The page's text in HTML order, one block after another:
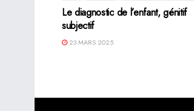
Le diagnostic de l’enfant, génitif
subjectif
23 MARS 2025